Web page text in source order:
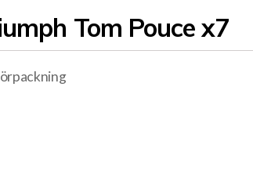
Tom Pouce x7